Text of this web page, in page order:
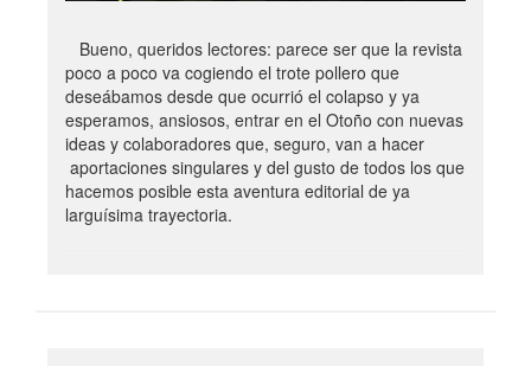
Bueno, queridos lectores: parece ser que la revista
poco a poco va cogiendo el trote pollero que
deseábamos desde que ocurrió el colapso y ya
esperamos, ansiosos, entrar en el Otoño con nuevas
ideas y colaboradores que, seguro, van a hacer
aportaciones singulares y del gusto de todos los que
hacemos posible esta aventura editorial de ya
larguísima trayectoria.